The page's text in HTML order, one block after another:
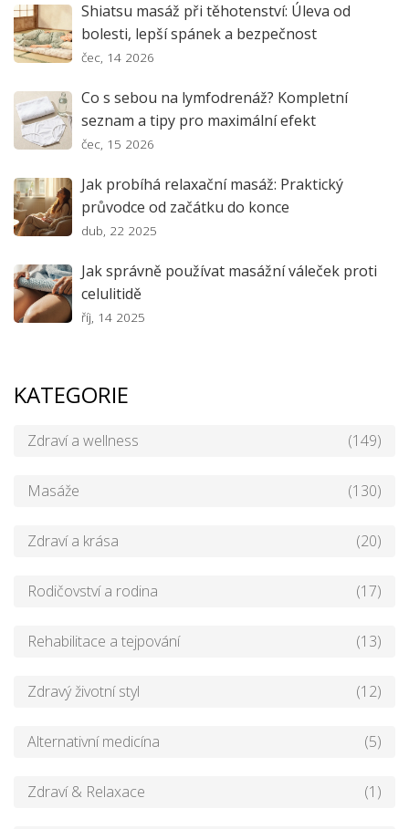
Shiatsu masáž při těhotenství: Úleva od
bolesti, lepší spánek a bezpečnost
čec, 14 2026
Co s sebou na lymfodrenáž? Kompletní
seznam a tipy pro maximální efekt
čec, 15 2026
Jak probíhá relaxační masáž: Praktický
průvodce od začátku do konce
dub, 22 2025
Jak správně používat masážní váleček proti
celulitidě
říj, 14 2025
KATEGORIE
Zdraví a wellness (149)
Masáže (130)
Zdraví a krása (20)
Rodičovství a rodina (17)
Rehabilitace a tejpování (13)
Zdravý životní styl (12)
Alternativní medicína (5)
Zdraví & Relaxace (1)